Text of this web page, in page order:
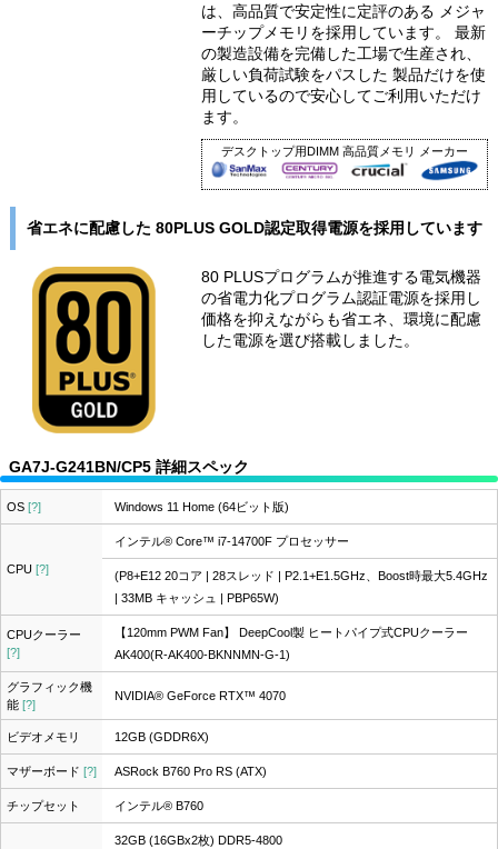
は、高品質で安定性に定評のある メジャ
ーチップメモリを採用しています。 最新
の製造設備を完備した工場で生産され、
厳しい負荷試験をパスした 製品だけを使
用しているので安心してご利用いただけ
ます。
デスクトップ用DIMM 高品質メモリ メーカー
省エネに配慮した 80PLUS GOLD認定取得電源を採用しています
80 PLUSプログラムが推進する電気機器
の省電力化プログラム認証電源を採用し
価格を抑えながらも省エネ、環境に配慮
した電源を選び搭載しました。
GA7J-G241BN/CP5 詳細スペック
OS [?] Windows 11 Home (64ビット版)
CPU [?]
インテル® Core™ i7-14700F プロセッサー
(P8+E12 20コア | 28スレッド | P2.1+E1.5GHz、Boost時最大5.4GHz
| 33MB キャッシュ | PBP65W)
CPUクーラー
[?]
【120mm PWM Fan】 DeepCool製 ヒートパイプ式CPUクーラー
AK400(R-AK400-BKNNMN-G-1)
グラフィック機
能 [?]
NVIDIA® GeForce RTX™ 4070
ビデオメモリ 12GB (GDDR6X)
マザーボード [?] ASRock B760 Pro RS (ATX)
チップセット インテル® B760
32GB (16GBx2枚) DDR5-4800